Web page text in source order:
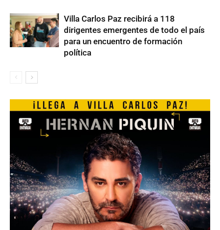
Villa Carlos Paz recibirá a 118
dirigentes emergentes de todo el país
para un encuentro de formación
política